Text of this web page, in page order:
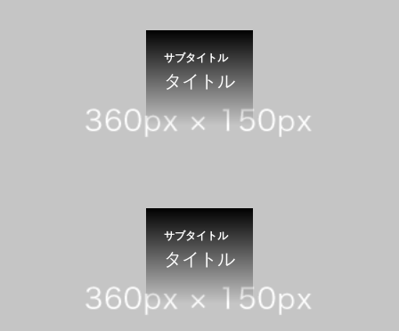
サブタイトル
タイトル
サブタイトル
タイトル